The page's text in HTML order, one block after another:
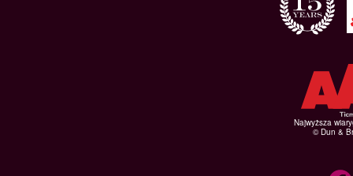
Najwyższa
© Dun &